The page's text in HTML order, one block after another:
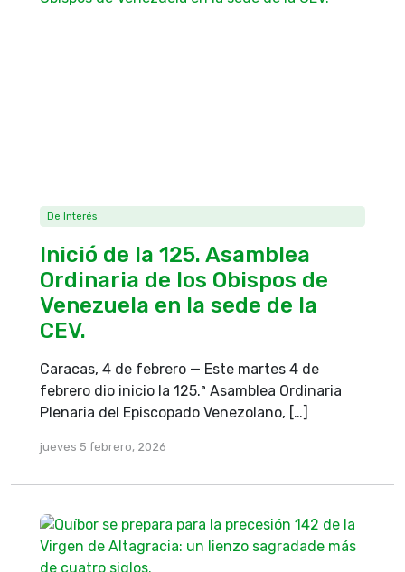
De Interés
Inició de la 125. Asamblea
Ordinaria de los Obispos de
Venezuela en la sede de la
CEV.
Caracas, 4 de febrero — Este martes 4 de
febrero dio inicio la 125.ª Asamblea Ordinaria
Plenaria del Episcopado Venezolano, […]
jueves 5 febrero, 2026